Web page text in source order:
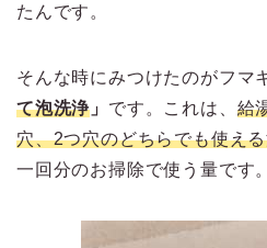
たんです。
そんな時にみつけたのがフマ
て泡洗浄 」 です。これは、 給
穴、2つ穴のどちらでも使え
一回分のお掃除で使う量です。